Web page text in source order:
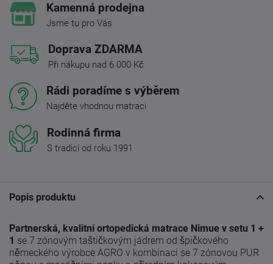
Kamenná prodejna
Jsme tu pro Vás
Doprava ZDARMA
Při nákupu nad 6 000 Kč
Rádi poradíme s výběrem
Najděte vhodnou matraci
Rodinná firma
S tradicí od roku 1991
Popis produktu
Partnerská, kvalitní ortopedická matrace Nimue v setu 1 +
1 se 7 zónovým taštičkovým jádrem od špičkového
německého výrobce AGRO v kombinaci se 7 zónovou PUR